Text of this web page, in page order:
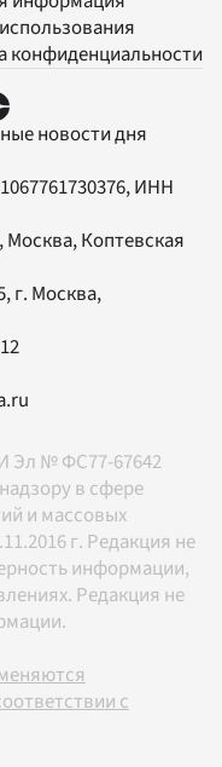
конфиденциальности
новости дня
ИНН
Москва, Коптевская
, г. Москва,
Эл № ФС77-67642
в сфере
и массовых
г. Редакция не
информации,
Редакция не
с